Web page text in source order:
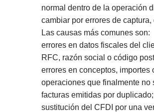
normal dentro de la operación
cambiar por errores de
Las causas más comunes son:
errores en datos fiscales del
RFC, razón social o código
errores en conceptos, importes
operaciones que finalmente no
facturas emitidas por duplicado;
sustitución del CFDI por una